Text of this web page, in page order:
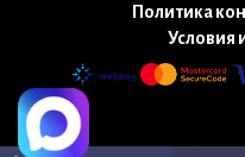
Политика
Условия